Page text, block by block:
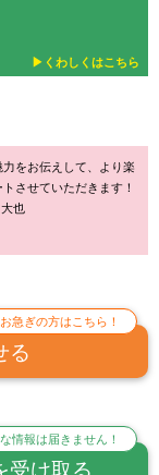
▶︎くわしくはこちら
をお伝えして、より楽
させていただきます！
也
る
お急ぎの方はこちら！
受け取る
情報は届きません！